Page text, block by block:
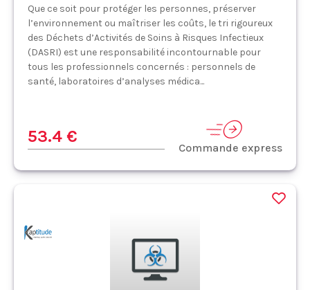
Que ce soit pour protéger les personnes, préserver
l’environnement ou maîtriser les coûts, le tri rigoureux
des Déchets d’Activités de Soins à Risques Infectieux
(DASRI) est une responsabilité incontournable pour
tous les professionnels concernés : personnels de
santé, laboratoires d’analyses médica...
53.4 €
Commande express